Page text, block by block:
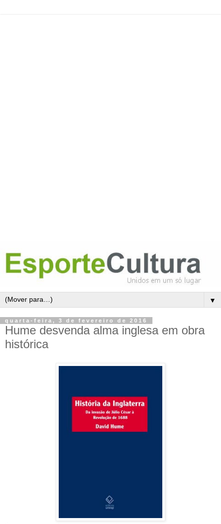
▼
quarta-feira, 3 de fevereiro de 2016
Hume desvenda alma inglesa em obra
histórica